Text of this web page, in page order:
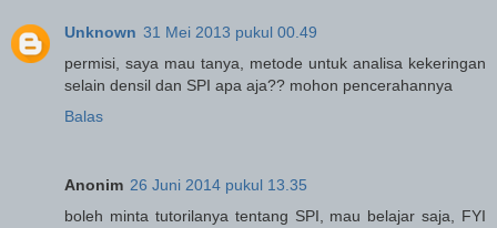
Unknown 31 Mei 2013 pukul 00.49
permisi, saya mau tanya, metode untuk analisa kekeringan
selain densil dan SPI apa aja?? mohon pencerahannya
Balas
Anonim 26 Juni 2014 pukul 13.35
boleh minta tutorilanya tentang SPI, mau belajar saja, FYI